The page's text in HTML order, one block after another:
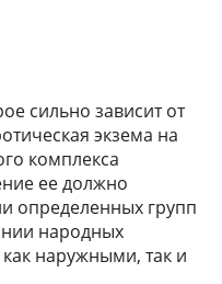
сильно зависит от
экзема на
комплекса
ее должно
определенных групп
народных
наружными, так и